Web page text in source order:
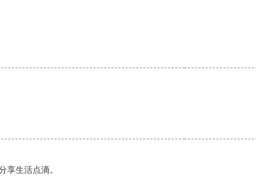
享生活点滴。